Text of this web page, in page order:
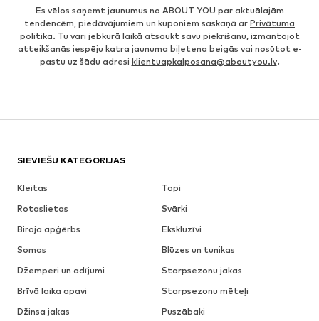
Es vēlos saņemt jaunumus no ABOUT YOU par aktuālajām
tendencēm, piedāvājumiem un kuponiem saskaņā ar Privātuma
politika. Tu vari jebkurā laikā atsaukt savu piekrišanu, izmantojot
atteikšanās iespēju katra jaunuma biļetena beigās vai nosūtot e-
pastu uz šādu adresi klientuapkalposana@aboutyou.lv.
SIEVIEŠU KATEGORIJAS
Kleitas
Topi
Rotaslietas
Svārki
Biroja apģērbs
Ekskluzīvi
Somas
Blūzes un tunikas
Džemperi un adījumi
Starpsezonu jakas
Brīvā laika apavi
Starpsezonu mēteļi
Džinsa jakas
Puszābaki